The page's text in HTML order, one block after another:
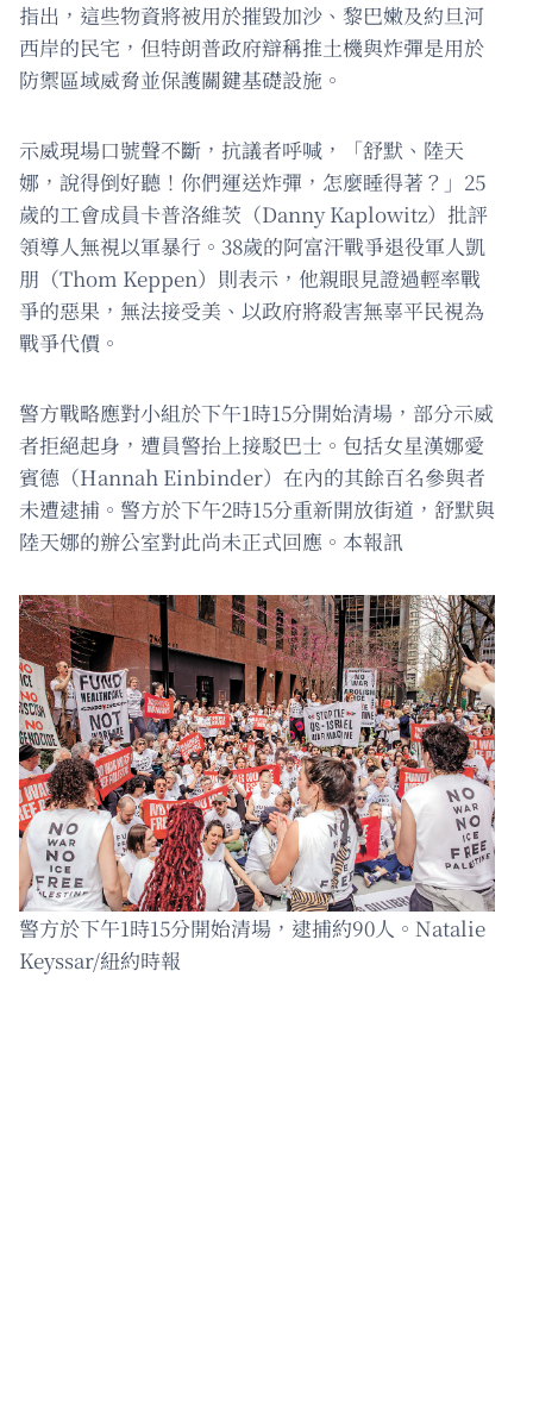
指出，這些物資將被用於摧毀加沙、黎巴嫩及約旦河
西岸的民宅，但特朗普政府辯稱推土機與炸彈是用於
防禦區域威脅並保護關鍵基礎設施。
示威現場口號聲不斷，抗議者呼喊，「舒默、陸天
娜，說得倒好聽！你們運送炸彈，怎麼睡得著？」25
歲的工會成員卡普洛維茨（Danny Kaplowitz）批評
領導人無視以軍暴行。38歲的阿富汗戰爭退役軍人凱
朋（Thom Keppen）則表示，他親眼見證過輕率戰
爭的惡果，無法接受美、以政府將殺害無辜平民視為
戰爭代價。
警方戰略應對小組於下午1時15分開始清場，部分示威
者拒絕起身，遭員警抬上接駁巴士。包括女星漢娜愛
賓德（Hannah Einbinder）在內的其餘百名參與者
未遭逮捕。警方於下午2時15分重新開放街道，舒默與
陸天娜的辦公室對此尚未正式回應。本報訊
警方於下午1時15分開始清場，逮捕約90人。Natalie
Keyssar/紐約時報